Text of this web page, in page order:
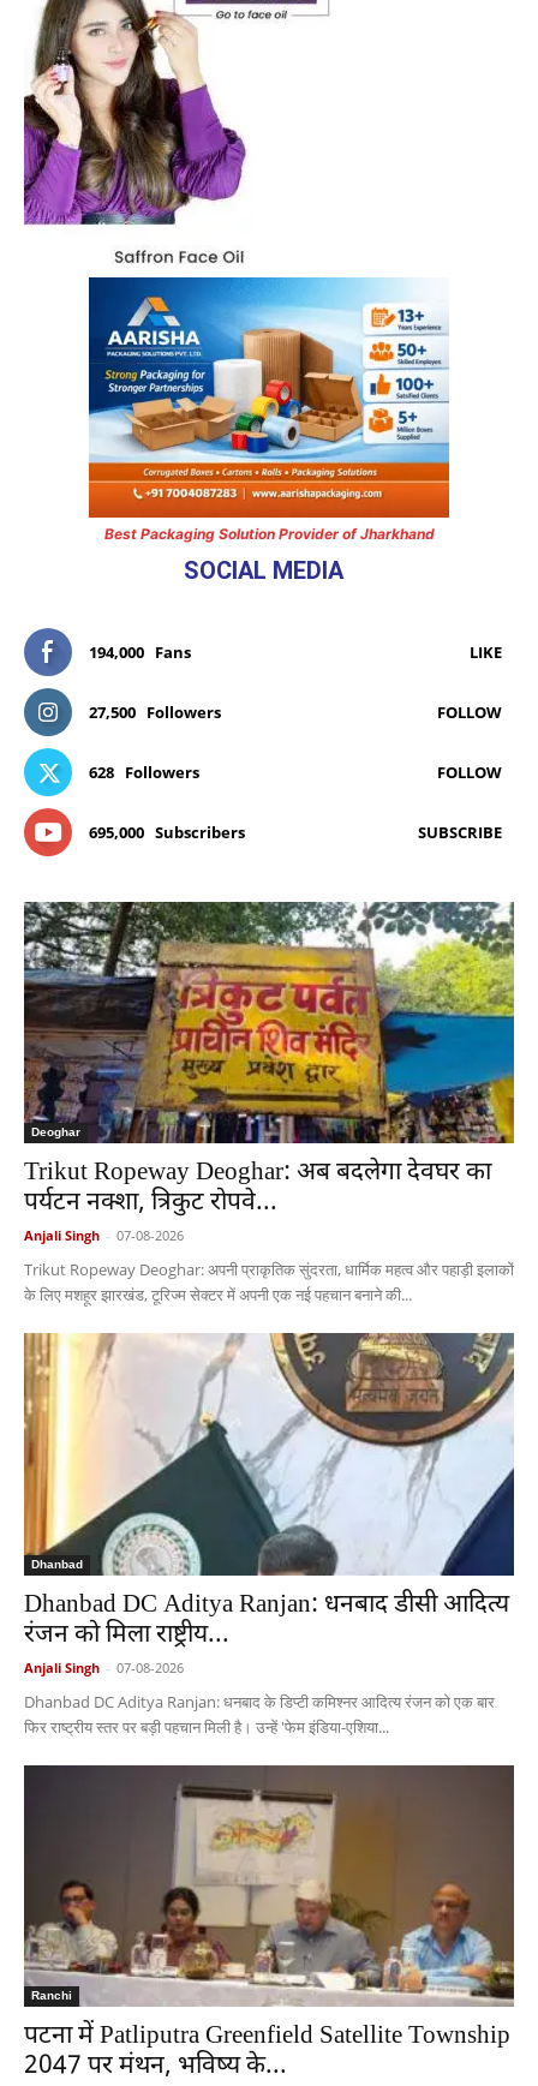
Best Packaging Solution Provider of Jharkhand
SOCIAL MEDIA
194,000 Fans LIKE
27,500 Followers FOLLOW
628 Followers FOLLOW
695,000 Subscribers SUBSCRIBE
Deoghar
Trikut Ropeway Deoghar: अब बदलेगा देवघर का
पर्यटन नक्शा, त्रिकुट रोपवे...
Anjali Singh - 07-08-2026
Trikut Ropeway Deoghar: अपनी प्राकृतिक सुंदरता, धार्मिक महत्व और पहाड़ी इलाकों
के लिए मशहूर झारखंड, टूरिज्म सेक्टर में अपनी एक नई पहचान बनाने की...
Dhanbad
Dhanbad DC Aditya Ranjan: धनबाद डीसी आदित्य
रंजन को मिला राष्ट्रीय...
Anjali Singh - 07-08-2026
Dhanbad DC Aditya Ranjan: धनबाद के डिप्टी कमिश्नर आदित्य रंजन को एक बार
फिर राष्ट्रीय स्तर पर बड़ी पहचान मिली है। उन्हें 'फेम इंडिया-एशिया...
Ranchi
पटना में Patliputra Greenfield Satellite Township
2047 पर मंथन, भविष्य के...